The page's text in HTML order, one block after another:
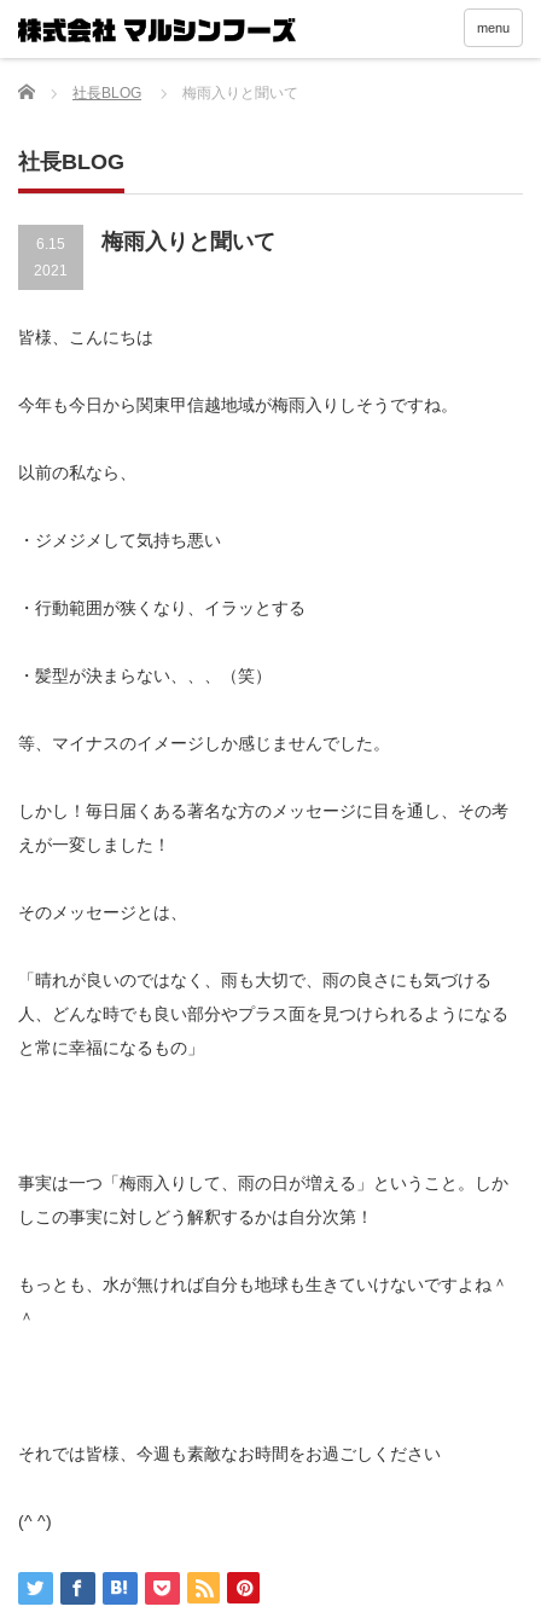
menu
Home 社長BLOG 梅雨入りと聞いて
社長BLOG
6.15
2021
梅雨入りと聞いて
皆様、こんにちは
今年も今日から関東甲信越地域が梅雨入りしそうですね。
以前の私なら、
・ジメジメして気持ち悪い
・行動範囲が狭くなり、イラッとする
・髪型が決まらない、、、（笑）
等、マイナスのイメージしか感じませんでした。
しかし！毎日届くある著名な方のメッセージに目を通し、その考
えが一変しました！
そのメッセージとは、
「晴れが良いのではなく、雨も大切で、雨の良さにも気づける
人、どんな時でも良い部分やプラス面を見つけられるようになる
と常に幸福になるもの」
事実は一つ「梅雨入りして、雨の日が増える」ということ。しか
しこの事実に対しどう解釈するかは自分次第！
もっとも、水が無ければ自分も地球も生きていけないですよね＾
＾
それでは皆様、今週も素敵なお時間をお過ごしください
(^ ^)